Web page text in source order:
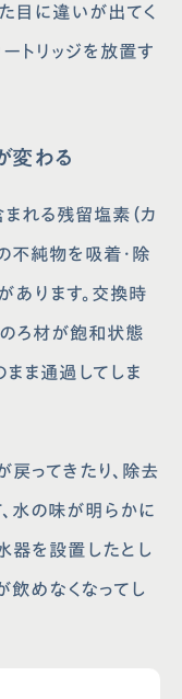
目に違いが出てく
ートリッジを放置す
変わる
れる残留塩素（カ
不純物を吸着・除
あります。交換時
ろ材が飽和状態
ま通過してしま
ってきたり、除去
水の味が明らかに
器を設置したとし
飲めなくなってし